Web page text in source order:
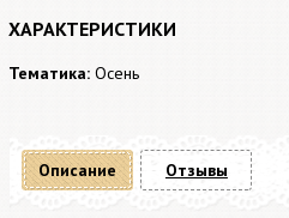
ХАРАКТЕРИСТИКИ
Тематика: Осень
Описание Отзывы